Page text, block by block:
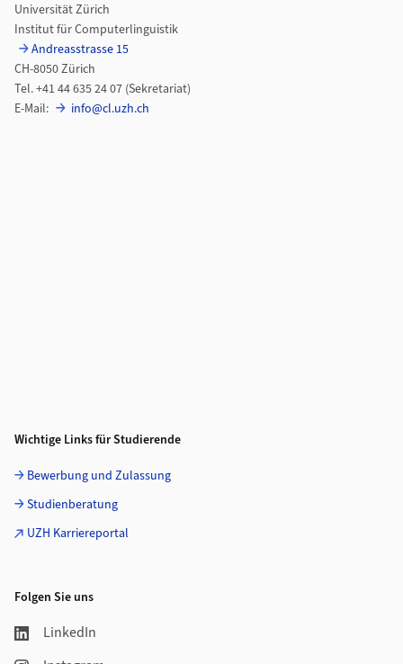
Universität Zürich
Institut für Computerlinguistik
Andreasstrasse 15
CH-8050 Zürich
Tel. +41 44 635 24 07 (Sekretariat)
E-Mail:
info@cl.uzh.ch
Wichtige Links für Studierende
Bewerbung und Zulassung
Studienberatung
UZH Karriereportal
Folgen Sie uns
LinkedIn